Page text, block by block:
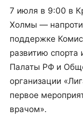
7 июля в 9:00 в
Холмы —
поддержке
развитию
Палаты РФ и
организации
первое
врачом».